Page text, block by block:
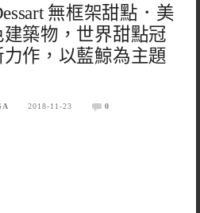
無框架甜點．美
築物，世界甜點冠
作，以藍鯨為主題
2018-11-23 0